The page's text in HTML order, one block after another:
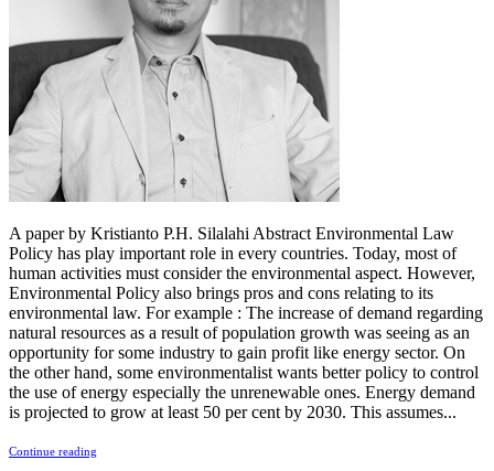
A paper by Kristianto P.H. Silalahi Abstract Environmental Law
Policy has play important role in every countries. Today, most of
human activities must consider the environmental aspect. However,
Environmental Policy also brings pros and cons relating to its
environmental law. For example : The increase of demand regarding
natural resources as a result of population growth was seeing as an
opportunity for some industry to gain profit like energy sector. On
the other hand, some environmentalist wants better policy to control
the use of energy especially the unrenewable ones. Energy demand
is projected to grow at least 50 per cent by 2030. This assumes...
Continue reading